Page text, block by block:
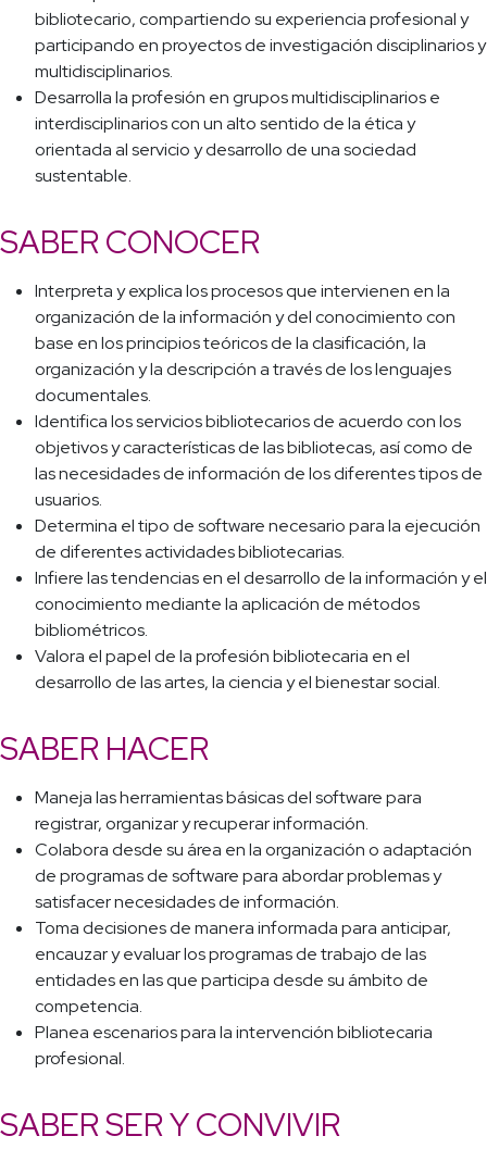
bibliotecario, compartiendo su experiencia profesional y
participando en proyectos de investigación disciplinarios y
multidisciplinarios.
Desarrolla la profesión en grupos multidisciplinarios e
interdisciplinarios con un alto sentido de la ética y
orientada al servicio y desarrollo de una sociedad
sustentable.
SABER CONOCER
Interpreta y explica los procesos que intervienen en la
organización de la información y del conocimiento con
base en los principios teóricos de la clasificación, la
organización y la descripción a través de los lenguajes
documentales.
Identifica los servicios bibliotecarios de acuerdo con los
objetivos y características de las bibliotecas, así como de
las necesidades de información de los diferentes tipos de
usuarios.
Determina el tipo de software necesario para la ejecución
de diferentes actividades bibliotecarias.
Infiere las tendencias en el desarrollo de la información y el
conocimiento mediante la aplicación de métodos
bibliométricos.
Valora el papel de la profesión bibliotecaria en el
desarrollo de las artes, la ciencia y el bienestar social.
SABER HACER
Maneja las herramientas básicas del software para
registrar, organizar y recuperar información.
Colabora desde su área en la organización o adaptación
de programas de software para abordar problemas y
satisfacer necesidades de información.
Toma decisiones de manera informada para anticipar,
encauzar y evaluar los programas de trabajo de las
entidades en las que participa desde su ámbito de
competencia.
Planea escenarios para la intervención bibliotecaria
profesional.
SABER SER Y CONVIVIR